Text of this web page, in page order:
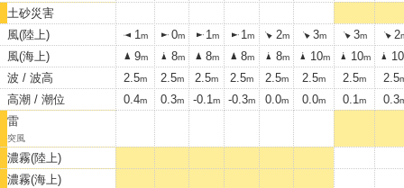
土砂災害
風(陸上)
1m 0m 1m 1m 2m 3m 3m 2
風(海上) 9m 8m 8m 8m 8m 10m 10m 10
波 / 波高 2.5m 2.5m 2.5m 2.5m 2.5m 2.5m 2.5m 2.5
高潮 / 潮位 0.4m 0.3m -0.1m -0.3m 0.0m 0.0m 0.1m 0.3
雷
突風
濃霧(陸上)
濃霧(海上)